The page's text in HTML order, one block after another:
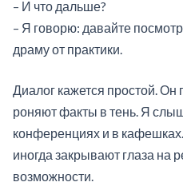
– И что дальше?
– Я говорю: давайте
драму от практики.
Диалог кажется простой. Он
роняют факты в тень. Я
конференциях и в
иногда закрывают глаза на
возможности.